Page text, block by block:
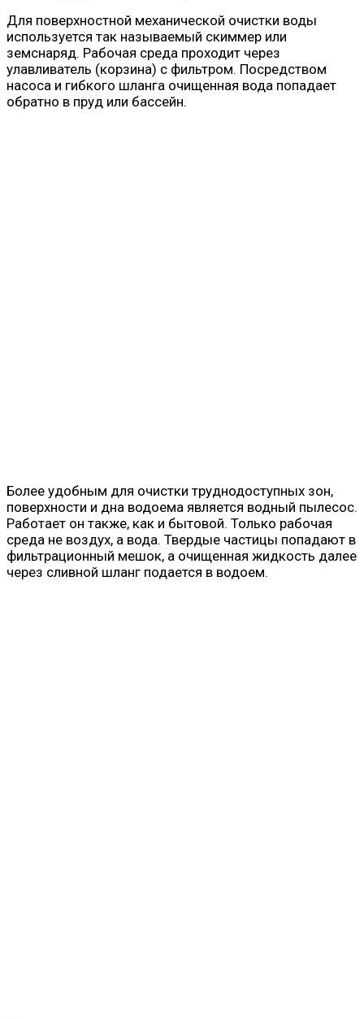
Для поверхностной механической очистки воды
используется так называемый скиммер или
земснаряд. Рабочая среда проходит через
улавливатель (корзина) с фильтром. Посредством
насоса и гибкого шланга очищенная вода попадает
обратно в пруд или бассейн.
Более удобным для очистки труднодоступных зон,
поверхности и дна водоема является водный пылесос.
Работает он также, как и бытовой. Только рабочая
среда не воздух, а вода. Твердые частицы попадают в
фильтрационный мешок, а очищенная жидкость далее
через сливной шланг подается в водоем.